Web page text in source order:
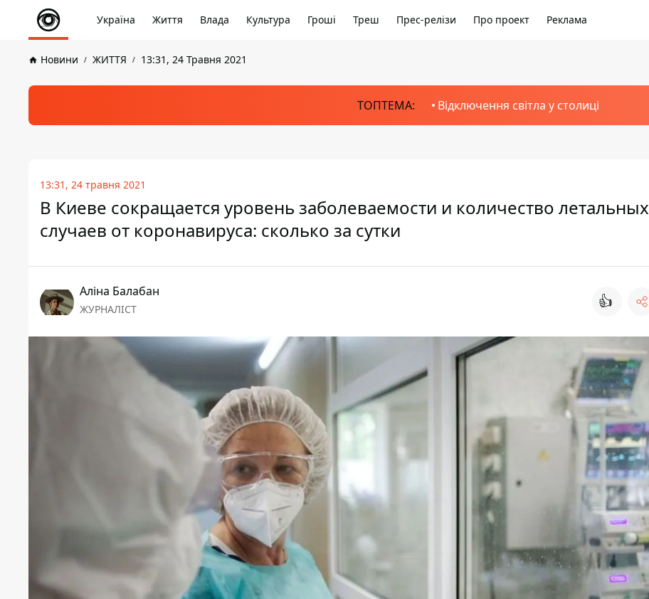
Україна Життя Влада Культура Гроші Треш Прес-релізи Про проект Реклама
Новини ЖИТТЯ 13:31, 24 Травня 2021
ТОПТЕМА: Відключення світла у столиці
13:31, 24 травня 2021
В Киеве сокращается уровень заболеваемости и количество летальных
случаев от коронавируса: сколько за сутки
Аліна Балабан
ЖУРНАЛІСТ 👍